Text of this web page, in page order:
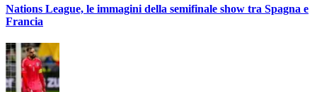
Nations League, le immagini della semifinale show tra Spagna e
Francia